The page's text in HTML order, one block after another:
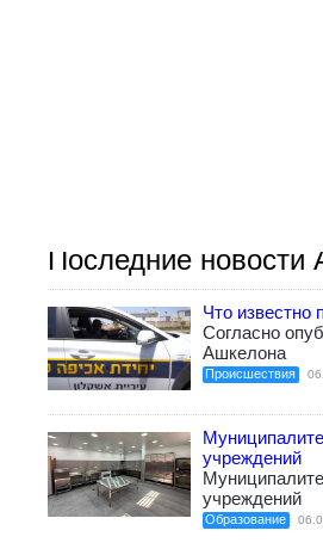
Последние новости
Что
Согласно
Ашкелона
Происшествия
учреждений
учреждений
Образование